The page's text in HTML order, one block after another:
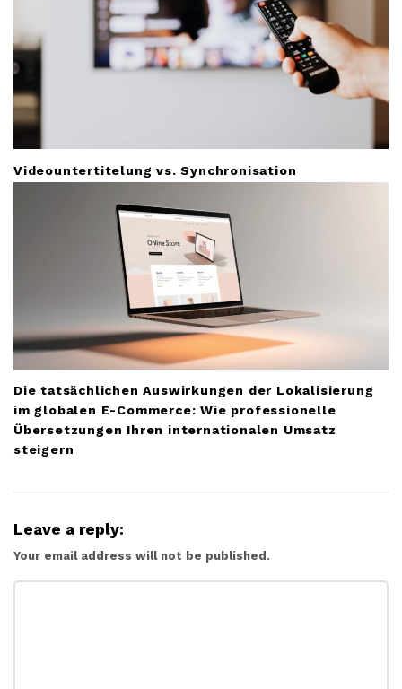
Videountertitelung vs. Synchronisation
Die tatsächlichen Auswirkungen der Lokalisierung
im globalen E-Commerce: Wie professionelle
Übersetzungen Ihren internationalen Umsatz
steigern
Leave a reply:
Your email address will not be published.